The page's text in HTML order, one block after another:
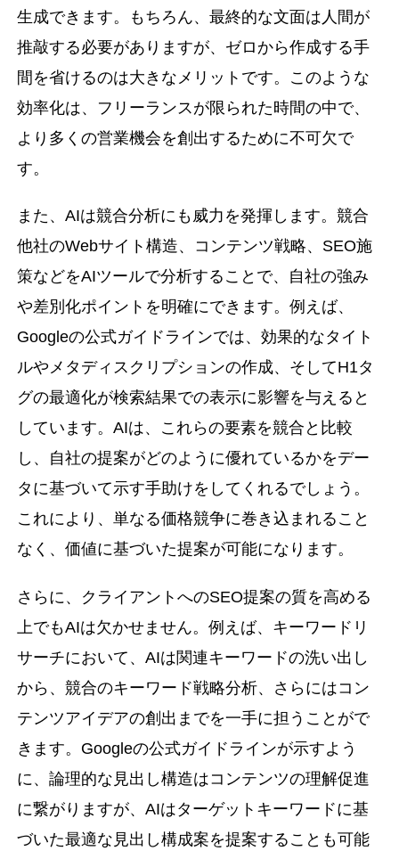
生成できます。もちろん、最終的な文面は人間が
推敲する必要がありますが、ゼロから作成する手
間を省けるのは大きなメリットです。このような
効率化は、フリーランスが限られた時間の中で、
より多くの営業機会を創出するために不可欠で
す。
また、AIは競合分析にも威力を発揮します。競合
他社のWebサイト構造、コンテンツ戦略、SEO施
策などをAIツールで分析することで、自社の強み
や差別化ポイントを明確にできます。例えば、
Googleの公式ガイドラインでは、効果的なタイト
ルやメタディスクリプションの作成、そしてH1タ
グの最適化が検索結果での表示に影響を与えると
しています。AIは、これらの要素を競合と比較
し、自社の提案がどのように優れているかをデー
タに基づいて示す手助けをしてくれるでしょう。
これにより、単なる価格競争に巻き込まれること
なく、価値に基づいた提案が可能になります。
さらに、クライアントへのSEO提案の質を高める
上でもAIは欠かせません。例えば、キーワードリ
サーチにおいて、AIは関連キーワードの洗い出し
から、競合のキーワード戦略分析、さらにはコン
テンツアイデアの創出までを一手に担うことがで
きます。Googleの公式ガイドラインが示すよう
に、論理的な見出し構造はコンテンツの理解促進
に繋がりますが、AIはターゲットキーワードに基
づいた最適な見出し構成案を提案することも可能